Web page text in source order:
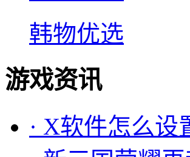
韩物优选
游戏资讯
· X软件怎么设